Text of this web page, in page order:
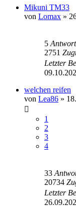
Mikuni TM33
von Lomax »
5
2751
Letzter
welchen reifen
von Lea86 »
1
2
3
4
33
20734
Letzter